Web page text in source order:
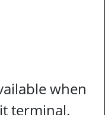
when
terminal.